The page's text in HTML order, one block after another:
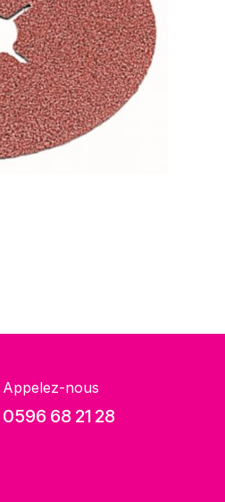
Appelez-nous
0596 68 21 28